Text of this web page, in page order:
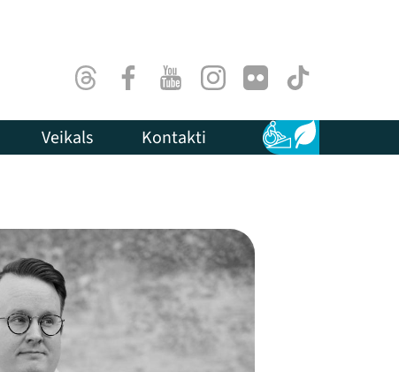
ThreadsFacebookYoutubeInstagram
Flick TikTok
Veikals Kontakti Pieejamība
Ilgtspēja